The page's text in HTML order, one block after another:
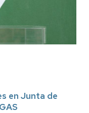
en Junta de